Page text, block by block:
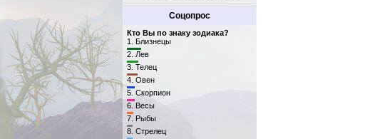
Соцопрос
Кто Вы по знаку зодиака?
1. Близнецы
2. Лев
3. Телец
4. Овен
5. Скорпион
6. Весы
7. Рыбы
8. Стрелец